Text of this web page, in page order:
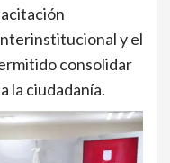
y el
consolidar
la ciudadanía.